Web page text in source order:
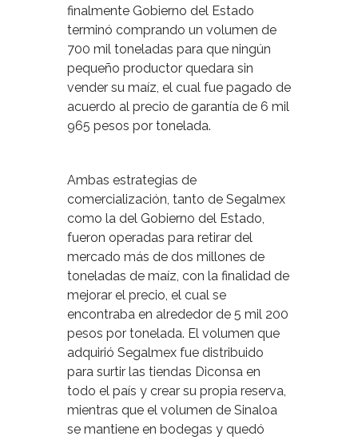
finalmente Gobierno del Estado
terminó comprando un volumen de
700 mil toneladas para que ningún
pequeño productor quedara sin
vender su maíz, el cual fue pagado de
acuerdo al precio de garantía de 6 mil
965 pesos por tonelada.
Ambas estrategias de
comercialización, tanto de Segalmex
como la del Gobierno del Estado,
fueron operadas para retirar del
mercado más de dos millones de
toneladas de maíz, con la finalidad de
mejorar el precio, el cual se
encontraba en alrededor de 5 mil 200
pesos por tonelada. El volumen que
adquirió Segalmex fue distribuido
para surtir las tiendas Diconsa en
todo el país y crear su propia reserva,
mientras que el volumen de Sinaloa
se mantiene en bodegas y quedó